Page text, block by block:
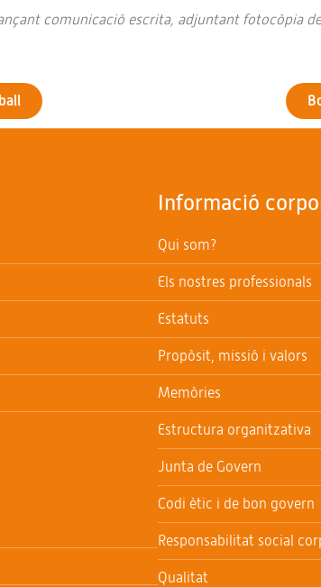
comunicació escrita, adjuntant fotocòpia
Informació
Qui som?
Els nostres professionals
Estatuts
Propòsit, missió i valors
Memòries
Estructura organitzativa
Junta de Govern
Codi ètic i de bon govern
Responsabilitat social
Qualitat